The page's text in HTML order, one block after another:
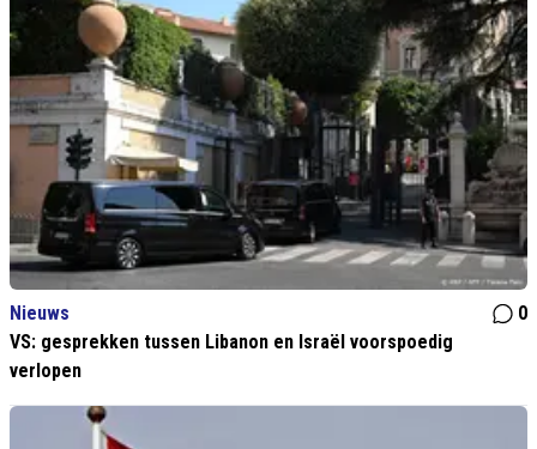
Nieuws
0
VS: gesprekken tussen Libanon en Israël voorspoedig
verlopen